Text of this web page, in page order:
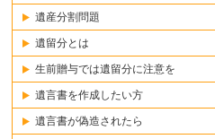
遺産分割問題
遺留分とは
生前贈与では遺留分に注意を
遺言書を作成したい方
遺言書が偽造されたら